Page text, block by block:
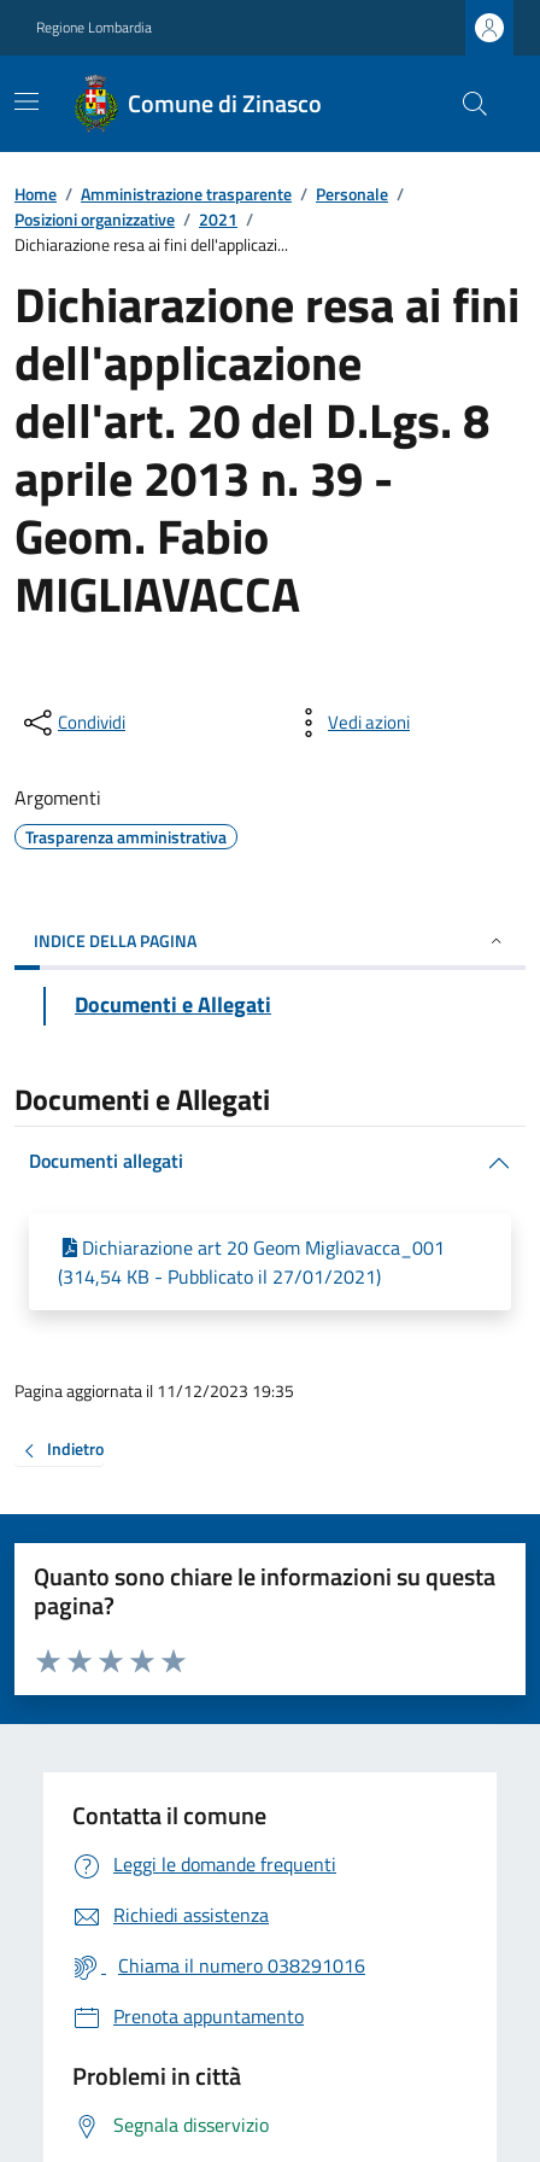
Regione Lombardia
Comune di Zinasco
Home / Amministrazione trasparente / Personale /
Posizioni organizzative / 2021 /
Dichiarazione resa ai fini dell'applicazi...
Dichiarazione resa ai fini
dell'applicazione
dell'art. 20 del D.Lgs. 8
aprile 2013 n. 39 -
Geom. Fabio
MIGLIAVACCA
Condividi Vedi azioni
Argomenti
Trasparenza amministrativa
INDICE DELLA PAGINA
Documenti e Allegati
Documenti e Allegati
Documenti allegati
Dichiarazione art 20 Geom Migliavacca_001
(314,54 KB - Pubblicato il 27/01/2021)
Pagina aggiornata il 11/12/2023 19:35
Indietro
Quanto sono chiare le informazioni su questa
pagina?
Valuta da 1 a 5 stelle la pagina
Valuta 5 stelle su 5
Valuta 4 stelle su 5
Valuta 3 stelle su 5
Valuta 2 stelle su 5
Valuta 1 stelle su 5
Contatta il comune
Leggi le domande frequenti
Richiedi assistenza
Chiama il numero 038291016
Prenota appuntamento
Problemi in città
Segnala disservizio